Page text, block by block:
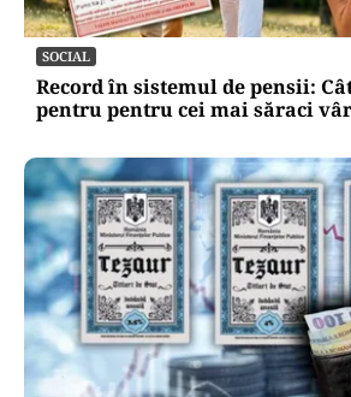
SOCIAL
Record în sistemul de pensii:
pentru pentru cei mai săraci